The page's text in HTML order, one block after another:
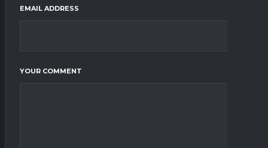
EMAIL ADDRESS
YOUR COMMENT